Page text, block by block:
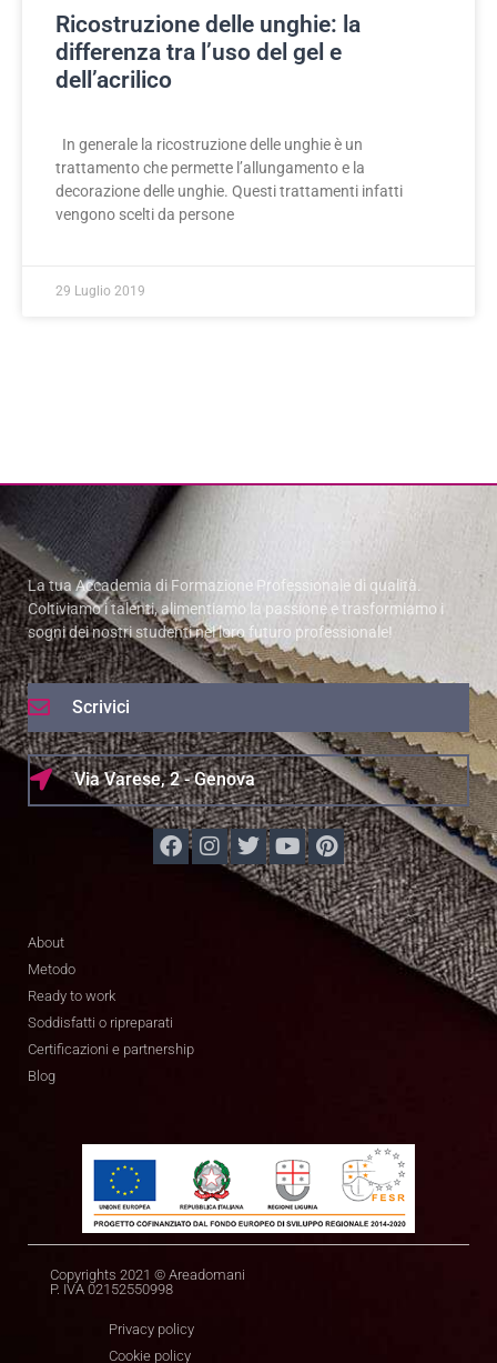
Ricostruzione delle unghie: la
differenza tra l’uso del gel e
dell’acrilico
In generale la ricostruzione delle unghie è un
trattamento che permette l’allungamento e la
decorazione delle unghie. Questi trattamenti infatti
vengono scelti da persone
29 Luglio 2019
La tua Accademia di Formazione Professionale di qualità.
Coltiviamo i talenti, alimentiamo la passione e trasformiamo i
sogni dei nostri studenti nel loro futuro professionale!
Scrivici
Via Varese, 2 - Genova
About
Metodo
Ready to work
Soddisfatti o ripreparati
Certificazioni e partnership
Blog
Copyrights 2021 © Areadomani
P. IVA 02152550998
Privacy policy
Cookie policy